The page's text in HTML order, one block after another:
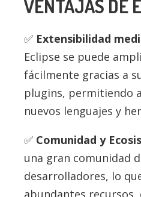
VENTAJAS DE
Extensibilidad
Eclipse se puede
fácilmente gracias a
plugins, permitiendo
nuevos lenguajes y
Comunidad y
una gran comunidad
desarrolladores, lo
abundantes